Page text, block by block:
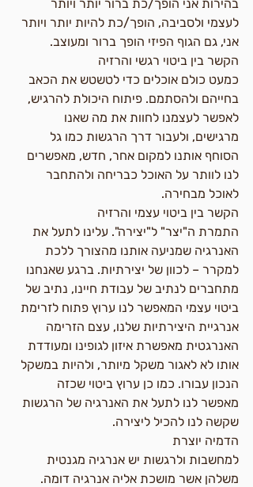
בהירות אני הופך/כת ברור יותר ויותר
לעצמי ולסביבה, הופך/כת להיות יותר ויותר
אני, גם הגוף הפיזי הופך ברור ומעוצב.
הקשר בין ביטוי רגשי והרזיה
כמעט כולם אוכלים כדי לטשטש את הכאב
בחייהם ולהסתמם. פיתוח היכולת להרגיש,
לאפשר לעצמנו לחוות את מה שאנו
מרגישים, ולעבור דרך הרגשות כמו גל
הסוחף אותנו למקום אחר, חדש, מאפשרים
לנו לוותר על האוכל כבריחה ולהתחבר
לאוכל מבחירה.
הקשר בין ביטוי עצמי והרזיה
התמרת ה"יצר" ל"יצירה". עלינו לתעל את
האנרגיה שמניעה אותנו מהצורך ללכת
למקרר – לכוון של יצירתיות. ברגע שאנחנו
מתחברים לנתיב של עבודת חיינו, נתיב של
ביטוי עצמי המאפשר לנו ערוץ פתוח לזרימת
אנרגיית היצירתיות שלנו, עצם הזרימה
האנרגטית מאפשרת איזון לגופינו ומעודדת
אותו לא לאגור משקל מיותר, ולהיות במשקל
הנכון עבורו. כמו כן ערוץ ביטוי שכזה
מאפשר לנו לתעל את האנרגיה של הרגשות
שקשה לנו להכיל ליצירה.
הדמיה יוצרת
למחשבות ולרגשות יש אנרגיה מגנטית
משלהן אשר מושכת אליה אנרגיה דומה.